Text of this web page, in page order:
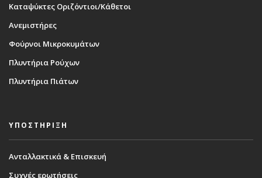
Καταψύκτες Οριζόντιοι/Κάθετοι
Ανεμιστήρες
Φούρνοι Μικροκυμάτων
Πλυντήρια Ρούχων
Πλυντήρια Πιάτων
ΥΠΟΣΤΗΡΙΞΗ
Ανταλλακτικά & Επισκευή
Συχνές ερωτήσεις